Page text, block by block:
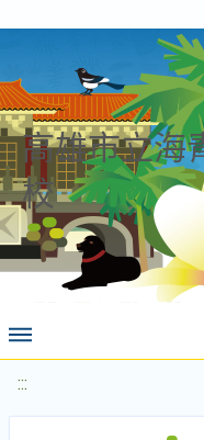
高雄市立海
校
:::